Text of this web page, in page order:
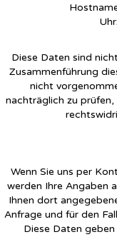
Diese Daten sind
Zusammenführung
nicht
nachträglich zu
Wenn Sie uns per
werden Ihre Angaben
Ihnen dort
Anfrage und für den
Diese Daten